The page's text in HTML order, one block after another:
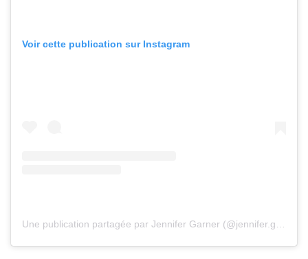
Voir cette publication sur Instagram
Une publication partagée par Jennifer Garner (@jennifer.garner)